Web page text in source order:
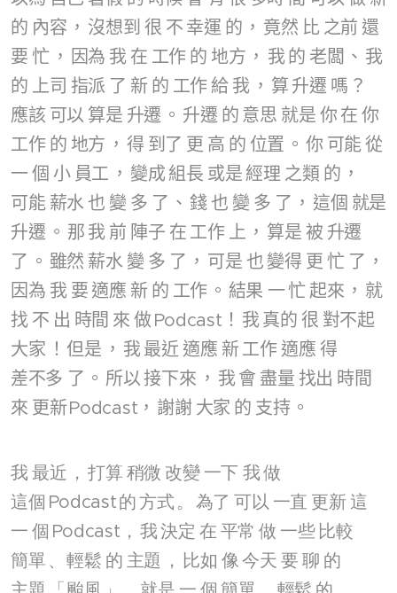
的 內容 ， 沒想到 很 不 幸運 的 ， 竟然 比 之前 還
要 忙 ， 因為 我 在 工作 的 地方 ， 我的 老闆 、 我
的 上司 指派 了 新 的 工作 給 我 ， 算 升遷 嗎 ？
應該 可以 算是 升遷 。 升遷 的 意思 就是 你 在 你
工作 的 地方 ， 得 到了 更 高 的 位置 。 你 可能從
一個 小 員工 ， 變成 組長 或是 經理 之類 的 ，
可能 薪水也 變 多 了 、 錢 也 變 多 了 ， 這個 就是
升遷 。 那 我 前 陣子 在 工作 上 ， 算是 被 升遷
了 。 雖然 薪水 變 多 了 ， 可是 也 變得 更 忙 了 ，
因為 我 要 適應 新 的 工作 。 結果 一忙起來 ， 就
找 不 出 時間 來 做Podcast！ 我真的 很 對不起
大家 ！ 但是 ， 我最近 適應 新 工作 適應 得
差不多 了 。 所以接下來 ， 我會 盡量 找出 時間
來 更新Podcast， 謝謝 大家 的 支持 。
我 最近 ， 打算 稍微 改變 一下 我做
這個 Podcast的方式 。 為了 可以 一直 更新 這
一 個 Podcast， 我決定 在 平常 做 一些 比較
簡單 、 輕鬆 的 主題 ， 比如 像今天 要 聊 的